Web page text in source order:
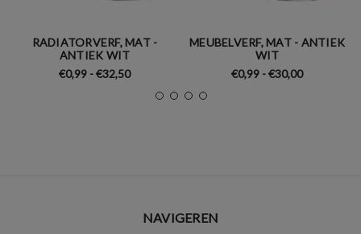
RADIATORVERF, MAT -
ANTIEK WIT
€0,99 - €32,50
MEUBELVERF, MAT - ANTIEK
WIT
€0,99 - €30,00
NAVIGEREN